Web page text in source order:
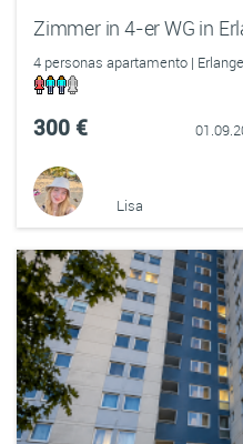
Zimmer in 4-er WG in
4 personas apartamento |
300 €
Lisa